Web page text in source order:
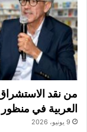
من نقد الاستشراق
العربية في منظور
9 يونيو، 2026